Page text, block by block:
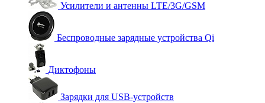
Усилители и антенны LTE/3G/GSM
Беспроводные зарядные устройства Qi
Диктофоны
Зарядки для USB-устройств